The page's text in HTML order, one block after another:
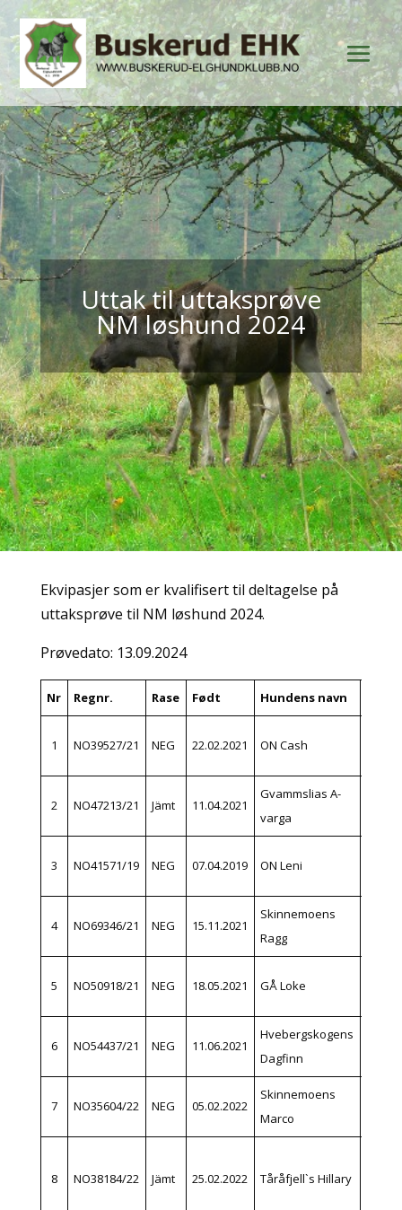
Uttak til uttaksprøve
NM løshund 2024
Ekvipasjer som er kvalifisert til deltagelse på
uttaksprøve til NM løshund 2024.
Prøvedato: 13.09.2024
Nr Regnr. Rase Født Hundens navn
1 NO39527/21 NEG 22.02.2021 ON Cash
2 NO47213/21 Jämt 11.04.2021
Gvammslias A-
varga
3 NO41571/19 NEG 07.04.2019 ON Leni
4 NO69346/21 NEG 15.11.2021
Skinnemoens
Ragg
5 NO50918/21 NEG 18.05.2021 GÅ Loke
6 NO54437/21 NEG 11.06.2021
Hvebergskogens
Dagfinn
7 NO35604/22 NEG 05.02.2022
Skinnemoens
Marco
8 NO38184/22 Jämt 25.02.2022 Tåråfjell`s Hillary